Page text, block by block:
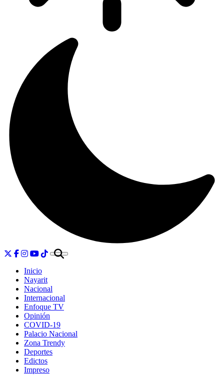
Inicio
Nayarit
Nacional
Internacional
Enfoque TV
Opinión
COVID-19
Palacio Nacional
Zona Trendy
Deportes
Edictos
Impreso